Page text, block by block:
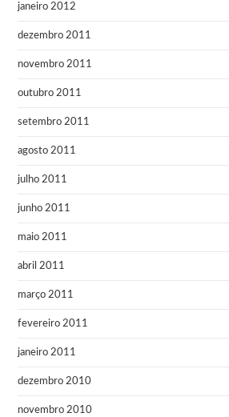
janeiro 2012
dezembro 2011
novembro 2011
outubro 2011
setembro 2011
agosto 2011
julho 2011
junho 2011
maio 2011
abril 2011
março 2011
fevereiro 2011
janeiro 2011
dezembro 2010
novembro 2010